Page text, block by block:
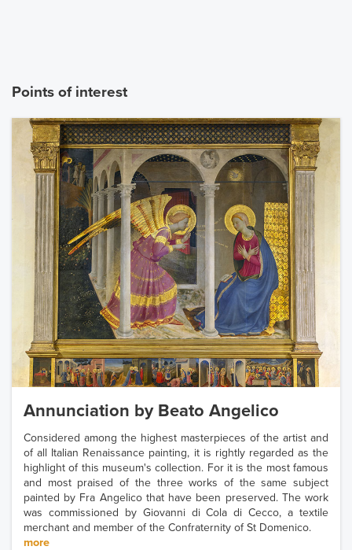
Points of interest
Annunciation by Beato Angelico
Considered among the highest masterpieces of the artist and
of all Italian Renaissance painting, it is rightly regarded as the
highlight of this museum's collection. For it is the most famous
and most praised of the three works of the same subject
painted by Fra Angelico that have been preserved. The work
was commissioned by Giovanni di Cola di Cecco, a textile
merchant and member of the Confraternity of St Domenico.
more